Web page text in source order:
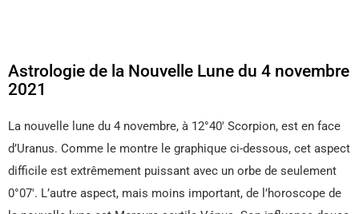
Astrologie de la Nouvelle Lune du 4 novembre
2021
La nouvelle lune du 4 novembre, à 12°40′ Scorpion, est en face
d’Uranus. Comme le montre le graphique ci-dessous, cet aspect
difficile est extrêmement puissant avec un orbe de seulement
0°07′. L’autre aspect, mais moins important, de l’horoscope de